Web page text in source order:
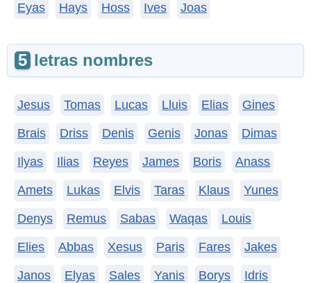
Eyas Hays Hoss Ives Joas
5 letras nombres
Jesus Tomas Lucas Lluis Elias Gines
Brais Driss Denis Genis Jonas Dimas
Ilyas Ilias Reyes James Boris Anass
Amets Lukas Elvis Taras Klaus Yunes
Denys Remus Sabas Waqas Louis
Elies Abbas Xesus Paris Fares Jakes
Janos Elyas Sales Yanis Borys Idris